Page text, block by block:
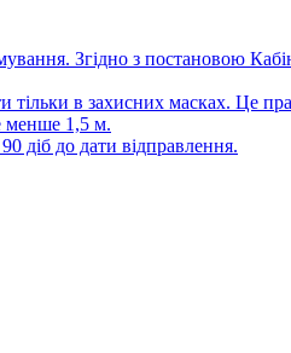
Згідно з постановою
в захисних масках. Це
менше 1,5 м.
діб до дати відправлення.